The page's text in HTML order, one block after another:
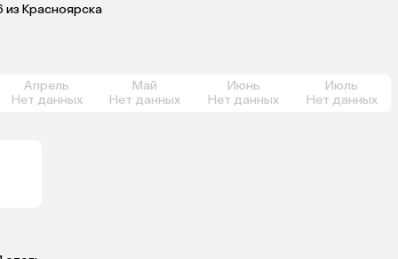
из Красноярска
Апрель
Нет данных
Май
Нет данных
Июнь
Нет данных
Июль
Нет данных